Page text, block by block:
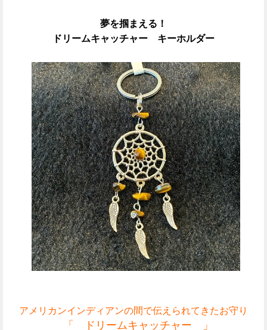
夢を掴まえる！
ドリームキャッチャー キーホルダー
アメリカンインディアンの間で伝えられてきたお守り
「 ドリームキャッチャー 」